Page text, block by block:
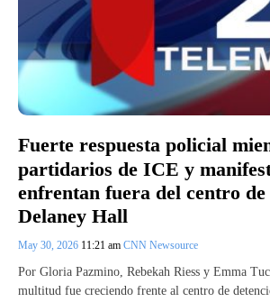
Fuerte respuesta policial
partidarios de ICE y
enfrentan fuera del centro de
Delaney Hall
May 30, 2026 11:21 am CNN Newsource
Por Gloria Pazmino, Rebekah Riess y Emma
multitud fue creciendo frente al centro de